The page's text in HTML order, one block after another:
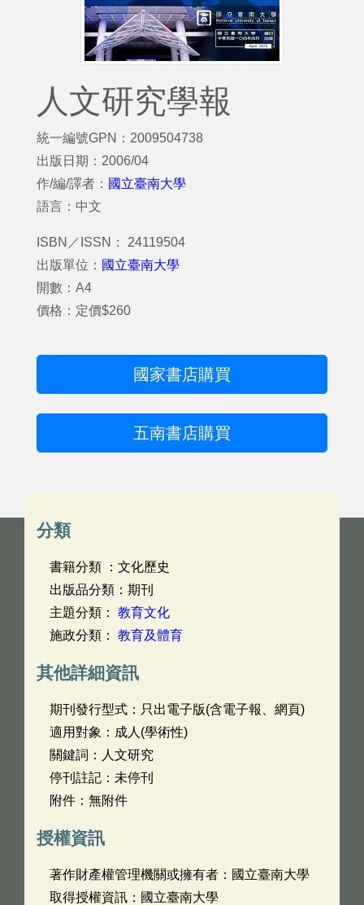
人文研究學報
統一編號GPN：2009504738
出版日期：2006/04
作/編/譯者： 國立臺南大學
語言：中文
ISBN／ISSN： 24119504
出版單位： 國立臺南大學
開數：A4
價格：定價$260
國家書店購買
五南書店購買
分類
書籍分類 ：文化歷史
出版品分類：期刊
主題分類： 教育文化
施政分類： 教育及體育
其他詳細資訊
期刊發行型式：只出電子版(含電子報、網頁)
適用對象：成人(學術性)
關鍵詞：人文研究
停刊註記：未停刊
附件：無附件
授權資訊
著作財產權管理機關或擁有者：國立臺南大學
取得授權資訊：國立臺南大學